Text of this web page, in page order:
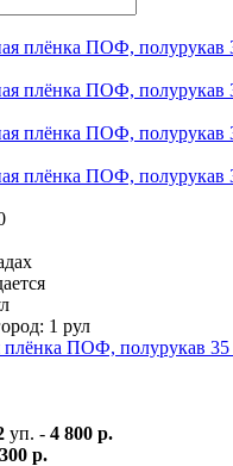
1 рул
плёнка ПОФ, полурукав
уп. - 4 800 р.
р.